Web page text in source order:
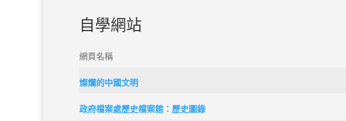
自學網站
網頁名稱
燦爛的中國文明
政府檔案處歷史檔案館：歷史圖錄